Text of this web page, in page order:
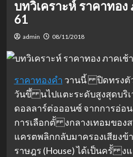
บทวิเคราะห์ ราคาทอง
61
admin 08/11/2018
ราคาทองคํา วานนี้ ปิดทรงตัว
วันขึ้ นไปแตะระดับสูงสุดบริเ
ดอลลาร์ต่อออนซ์ จากการอ่อ
การเลือกตั้ งกลางเทอมของ
แครตพลิกกลับมาครองเสียงข้
ราษฎร (House) ได้เป็นครั้ ง